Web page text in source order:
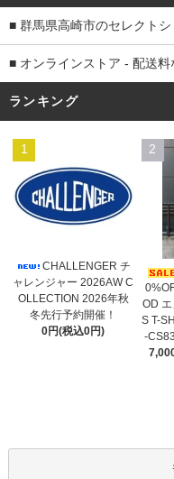
■ 群馬県高崎市のセレクト
■ オンラインストア - 配送料
ランキング
1
CHALLENGER チ
ャレンジャー 2026AW C
OLLECTION 2026年秋
冬先行予約開催！
0円(税込0円)
2
OD
S T-
-